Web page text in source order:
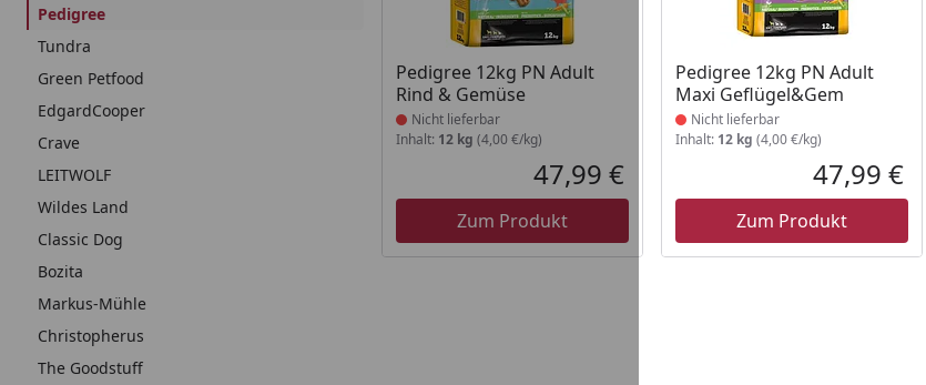
Pedigree
Tundra
Green Petfood
EdgardCooper
Crave
LEITWOLF
Wildes Land
Classic Dog
Bozita
Markus-Mühle
Christopherus
The Goodstuff
Pedigree 12kg PN Adult
Rind & Gemüse
Produkt nicht lieferbar
Nicht lieferbar
Inhalt: 12 kg (4,00 €/kg)
Aktueller Preis
47,99 €
Zum Produkt
Pedigree 12kg PN Adult
Maxi Geflügel&Gem
Produkt nicht lieferbar
Nicht lieferbar
Inhalt: 12 kg (4,00 €/kg)
47,99 €
Zum Produkt